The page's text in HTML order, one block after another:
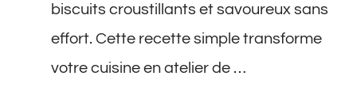
biscuits croustillants et savoureux sans
effort. Cette recette simple transforme
votre cuisine en atelier de …